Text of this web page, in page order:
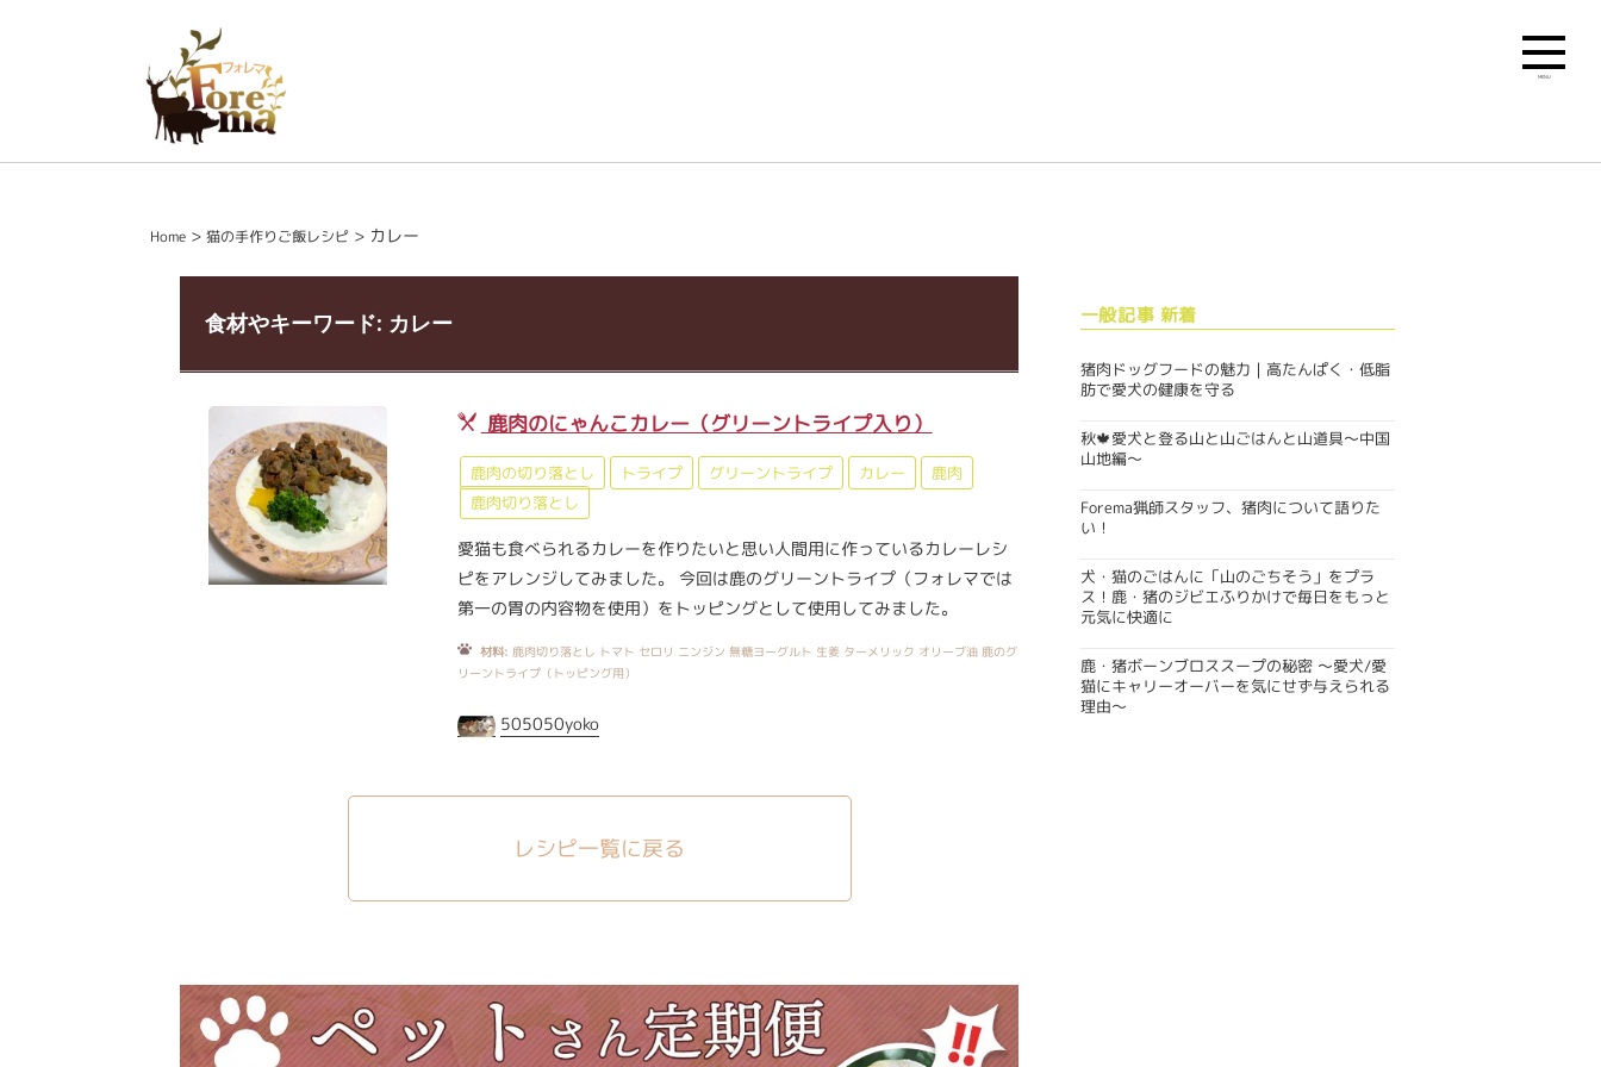
Home> 猫の手作りご飯レシピ> カレー
食材やキーワード: カレー
鹿肉のにゃんこカレー（グリーントライプ入り）
鹿肉の切り落とし トライプ グリーントライプ カレー
鹿肉
鹿肉切り落とし
愛猫も食べられるカレーを作りたいと思い人間用に作っているカレーレシ
ピをアレンジしてみました。 今回は鹿のグリーントライプ（フォレマでは
第一の胃の内容物を使用）をトッピングとして使用してみました。
材料: 鹿肉切り落とし トマト セロリ ニンジン 無糖ヨーグルト 生姜 ターメリック オリーブ油 鹿のグ
リーントライプ（トッピング用）
505050yoko
レシピ一覧に戻る
MENU
一般記事 新着
猪肉ドッグフードの魅力｜高たんぱく・低脂
肪で愛犬の健康を守る
秋🍁愛犬と登る山と山ごはんと山道具〜中国
山地編〜
Forema猟師スタッフ、猪肉について語りた
い！
犬・猫のごはんに「山のごちそう」をプラ
ス！鹿・猪のジビエふりかけで毎日をもっと
元気に快適に
鹿・猪ボーンブロススープの秘密 〜愛犬/愛
猫にキャリーオーバーを気にせず与えられる
理由〜